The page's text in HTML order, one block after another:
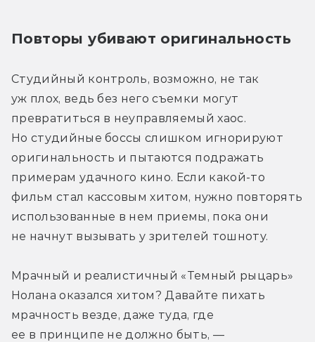
Повторы убивают оригинальность
Студийный контроль, возможно, не так
уж плох, ведь без него съемки могут
превратиться в неуправляемый хаос.
Но студийные боссы слишком игнорируют
оригинальность и пытаются подражать
примерам удачного кино. Если какой-то
фильм стал кассовым хитом, нужно повторять
использованные в нем приемы, пока они
не начнут вызывать у зрителей тошноту.
Мрачный и реалистичный «Темный рыцарь»
Нолана оказался хитом? Давайте пихать
мрачность везде, даже туда, где
ее в принципе не должно быть, —